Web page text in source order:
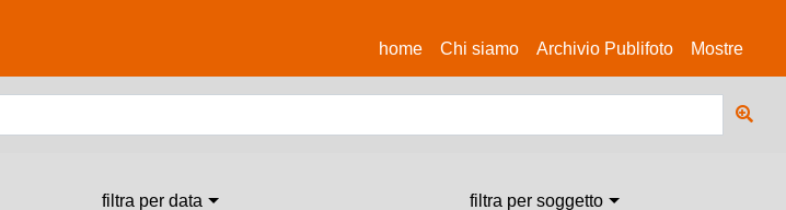
home(current)
Chi siamo Archivio Publifoto Mostre
filtra per data filtra per soggetto